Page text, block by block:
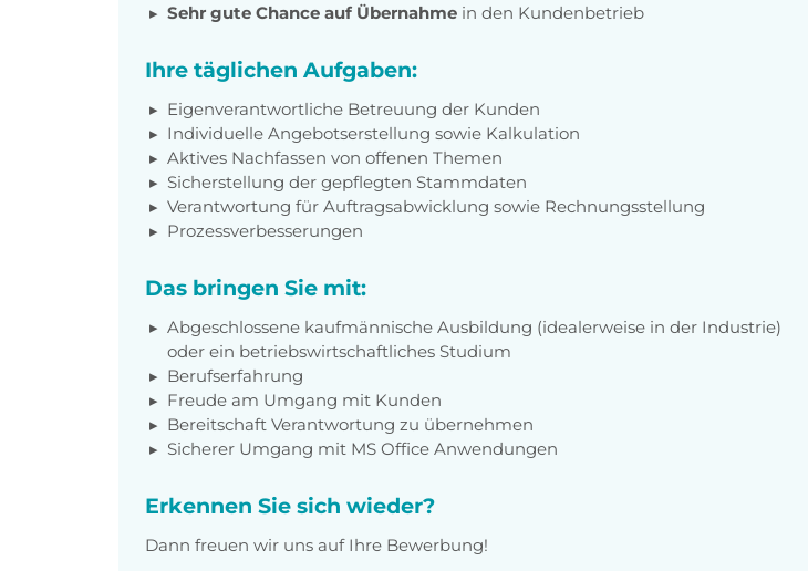
Sehr gute Chance auf Übernahme in den Kundenbetrieb
Ihre täglichen Aufgaben:
Eigenverantwortliche Betreuung der Kunden
Individuelle Angebotserstellung sowie Kalkulation
Aktives Nachfassen von offenen Themen
Sicherstellung der gepflegten Stammdaten
Verantwortung für Auftragsabwicklung sowie Rechnungsstellung
Prozessverbesserungen
Das bringen Sie mit:
Abgeschlossene kaufmännische Ausbildung (idealerweise in der Industrie)
oder ein betriebswirtschaftliches Studium
Berufserfahrung
Freude am Umgang mit Kunden
Bereitschaft Verantwortung zu übernehmen
Sicherer Umgang mit MS Office Anwendungen
Erkennen Sie sich wieder?
Dann freuen wir uns auf Ihre Bewerbung!